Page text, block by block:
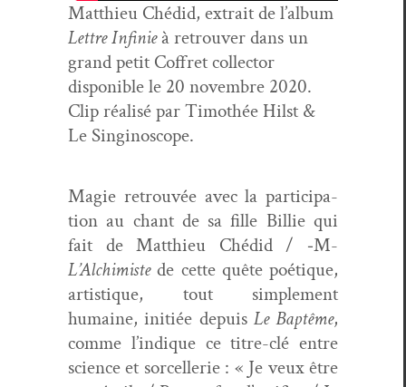
Matthieu Ché­did, extrait de l’al­bum
Let­tre Infinieà retrou­ver dans un
grand petit Cof­fret col­lec­tor
disponible le 20 novem­bre 2020.
Clip réal­isé par Tim­o­th­ée Hilst &
Le Singinoscope.
Magie retrou­vée avec la par­tic­i­pa­
tion au chant de sa fille Bil­lie qui
fait de Matthieu Ché­did / ‑M-
L’Alchimistede cette quête poé­tique,
artis­tique, tout sim­ple­ment
humaine, ini­tiée depuis Le Bap­tême,
comme l’indique ce titre-clé entre
sci­ence et sor­cel­lerie : « Je veux être